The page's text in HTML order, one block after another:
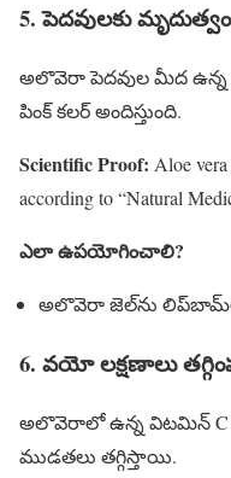
5. పెదవులకు
అలొవెరా పెదవుల మీద ఉన్న
పింక్ కలర్ అందిస్తుంది.
Scientific Proof: Aloe
according to “Natural
ఎలా ఉపయోగించాలి?
అలొవెరా జెల్‌ను
6. వయో లక్షణాలు
అలొవెరాలో ఉన్న విటమిన్ C
ముడతలు తగ్గిస్తాయి.